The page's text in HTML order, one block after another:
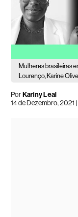
Mulheres brasileiras
Lourenço, Karine
PorKariny Leal
14 de Dezembro, 2021 |